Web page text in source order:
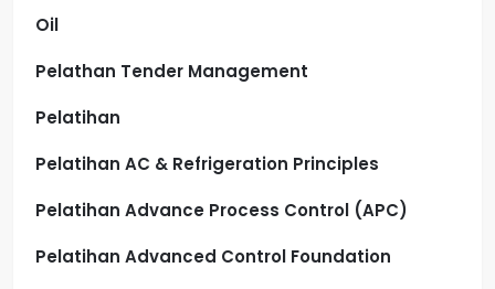
Oil
Pelathan Tender Management
Pelatihan
Pelatihan AC & Refrigeration Principles
Pelatihan Advance Process Control (APC)
Pelatihan Advanced Control Foundation